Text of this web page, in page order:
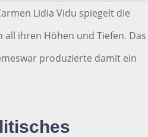
Lidia Vidu spiegelt die
ihren Höhen und Tiefen. Das
produzierte damit ein